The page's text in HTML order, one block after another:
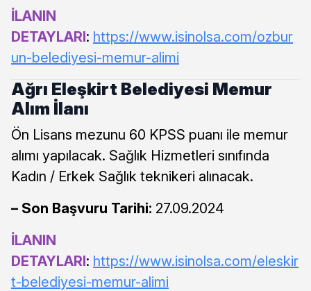
İLANIN
DETAYLARI: https://www.isinolsa.com/ozbur
un-belediyesi-memur-alimi
Ağrı Eleşkirt Belediyesi Memur
Alım İlanı
Ön Lisans mezunu 60 KPSS puanı ile memur
alımı yapılacak. Sağlık Hizmetleri sınıfında
Kadın / Erkek Sağlık teknikeri alınacak.
– Son Başvuru Tarihi: 27.09.2024
İLANIN
DETAYLARI: https://www.isinolsa.com/eleskir
t-belediyesi-memur-alimi